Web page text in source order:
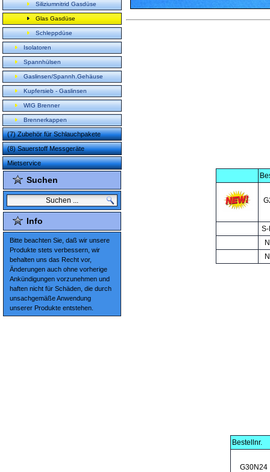
Siliziumnitrid Gasdüse
Glas Gasdüse
Schleppdüse
Isolatoren
Spannhülsen
Gaslinsen/Spannh.Gehäuse
Kupfersieb - Gaslinsen
WIG Brenner
Brennerkappen
(7) Zubehör für Schlauchpakete
(8) Sauerstoff Messgeräte
Mietservice
Suchen
Info
Bitte beachten Sie, daß wir unsere
Produkte stets verbessern, wir
behalten uns das Recht vor,
Änderungen auch ohne vorherige
Ankündigungen vorzunehmen und
haften nicht für Schäden, die durch
unsachgemäße Anwendung
unserer Produkte entstehen.
Bestellnr.
G30N24